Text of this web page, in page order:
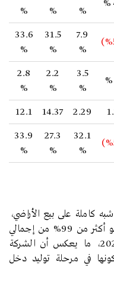
%
%
%
%
%
7.9
%
31.5
%
33.6
%
%
3.5
%
2.2
%
2.8
%
2.29
14.37
12.1
%
32.1
%
27.3
%
33.9
%
كاملة على بيع الأراضي،
حيث مثلت مبيعات الأراضي إجمالاً نحو أكثر من 99% من إجمالي
إيرادات خلال الفترة ما بين 2022-2025، ما يعكس أن الشركة
في مرحلة توليد دخل